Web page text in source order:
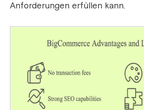
Anforderungen erfüllen kann.